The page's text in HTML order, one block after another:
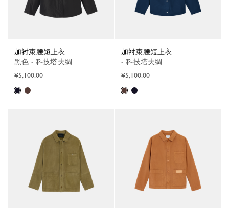
加衬束腰短上衣
黑色 - 科技塔夫绸
¥5,100.00
加衬束腰短上衣
- 科技塔夫绸
¥5,100.00